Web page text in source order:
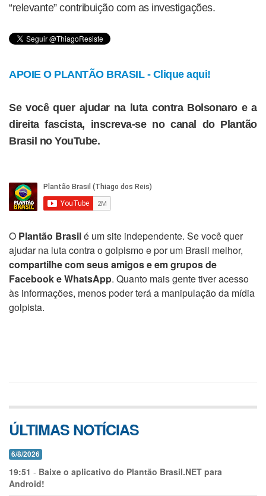
“relevante” contribuição com as investigações.
APOIE O PLANTÃO BRASIL - Clique aqui!
Se você quer ajudar na luta contra Bolsonaro e a
direita fascista, inscreva-se no canal do Plantão
Brasil no YouTube.
O Plantão Brasilé um site independente. Se você quer
ajudar na luta contra o golpismo e por um Brasil melhor,
compartilhe com seus amigos e em grupos de
Facebook e WhatsApp. Quanto mais gente tiver acesso
às informações, menos poder terá a manipulação da mídia
golpista.
ÚLTIMAS NOTÍCIAS
6/8/2026
19:51 - Baixe o aplicativo do Plantão Brasil.NET para
Android!